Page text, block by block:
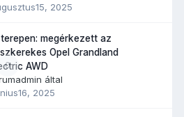
2025
0
terepen: megérkezett az
Opel Grandland
AWD
által
2025